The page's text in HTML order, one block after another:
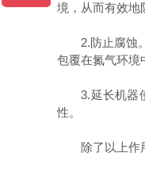
境，从而有效地
2.防止腐蚀。
包覆在氮气环境
3.延长机器使
性。
除了以上作